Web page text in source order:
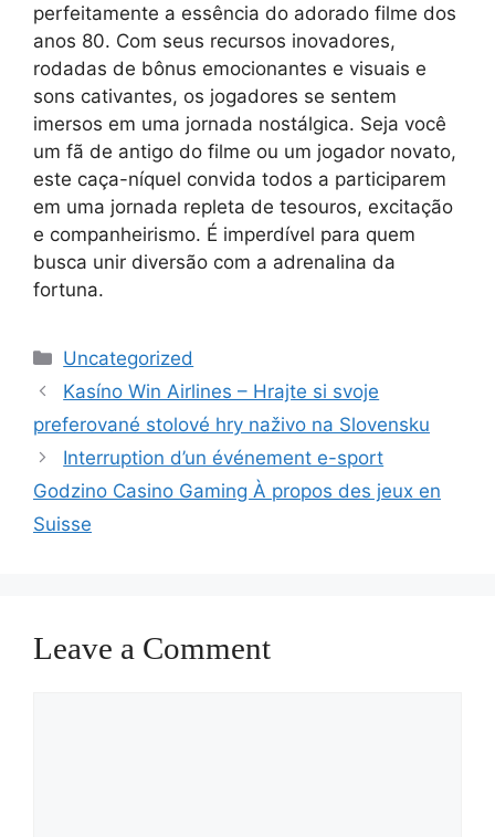
perfeitamente a essência do adorado filme dos
anos 80. Com seus recursos inovadores,
rodadas de bônus emocionantes e visuais e
sons cativantes, os jogadores se sentem
imersos em uma jornada nostálgica. Seja você
um fã de antigo do filme ou um jogador novato,
este caça-níquel convida todos a participarem
em uma jornada repleta de tesouros, excitação
e companheirismo. É imperdível para quem
busca unir diversão com a adrenalina da
fortuna.
Categories
Uncategorized
Kasíno Win Airlines – Hrajte si svoje
preferované stolové hry naživo na Slovensku
Interruption d’un événement e-sport
Godzino Casino Gaming À propos des jeux en
Suisse
Leave a Comment